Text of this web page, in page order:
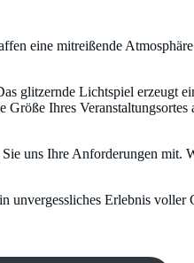
eine mitreißende
glitzernde Lichtspiel erzeugt
Ihres
uns Ihre Anforderungen mit.
unvergessliches Erlebnis voller